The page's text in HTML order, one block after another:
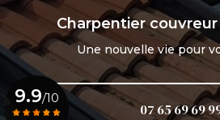
Charpentier couvreur
Une nouvelle vie pour
07 65 69 69
9.9/10